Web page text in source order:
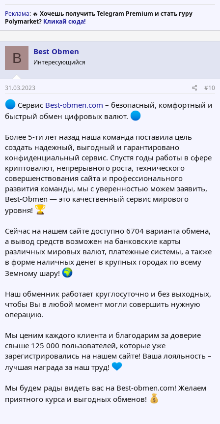
Реклама: 🔥 Хочешь получить Telegram Premium и стать гуру
Polymarket? Кликай сюда!
B Best Obmen
Интересующийся
31.03.2023 #10
Сервис Best-obmen.com – безопасный, комфортный и
быстрый обмен цифровых валют.
Более 5-ти лет назад наша команда поставила цель
создать надежный, выгодный и гарантировано
конфиденциальный сервис. Спустя годы работы в сфере
криптовалют, непрерывного роста, технического
совершенствования сайта и профессионального
развития команды, мы с уверенностью можем заявить,
Best-Obmen — это качественный сервис мирового
уровня!
Сейчас на нашем сайте доступно 6704 варианта обмена,
а вывод средств возможен на банковские карты
различных мировых валют, платежные системы, а также
в форме наличных денег в крупных городах по всему
Земному шару!
Наш обменник работает круглосуточно и без выходных,
чтобы Вы в любой момент могли совершить нужную
операцию.
Мы ценим каждого клиента и благодарим за доверие
свыше 125 000 пользователей, которые уже
зарегистрировались на нашем сайте! Ваша лояльность –
лучшая награда за наш труд!
Мы будем рады видеть вас на Best-obmen.com! Желаем
приятного курса и выгодных обменов!